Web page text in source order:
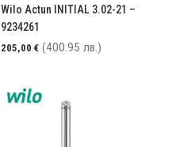
Wilo Actun INITIAL 3.02-21 –
9234261
205,00€ (400.95 лв.)